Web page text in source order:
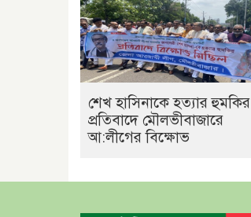
শেখ হাসিনাকে হত্যার হুমকির
প্রতিবাদে মৌলভীবাজারে
আ:লীগের বিক্ষোভ